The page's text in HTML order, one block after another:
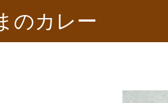
のカレー